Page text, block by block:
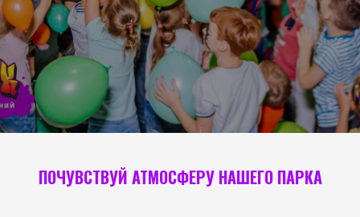
ПОЧУВСТВУЙ АТМОСФЕРУ НАШЕГО ПАРКА